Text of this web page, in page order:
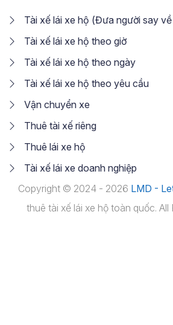
Tài xế lái xe hộ (Đưa người say về
Tài xế lái xe hộ theo giờ
Tài xế lái xe hộ theo ngày
Tài xế lái xe hộ theo yêu cầu
Vận chuyển xe
Thuê tài xế riêng
Thuê lái xe hộ
Tài xế lái xe doanh nghiệp
Copyright © 2024 - 2026 LMD -
thuê tài xế lái xe hộ toàn quốc. All